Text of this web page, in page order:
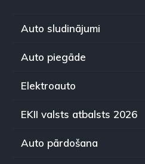
Auto sludinājumi
Auto piegāde
Elektroauto
EKII valsts atbalsts 2026
Auto pārdošana